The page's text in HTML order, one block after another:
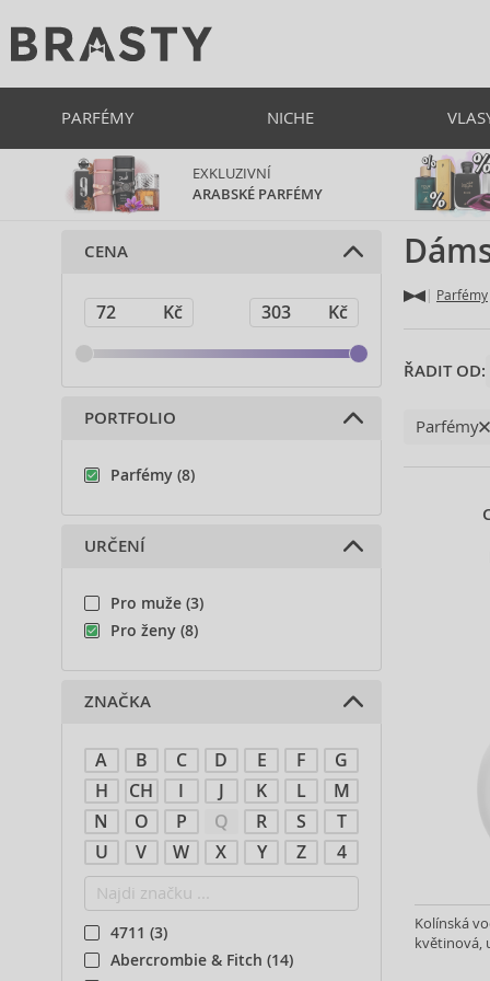
PARFÉMY NICHE
EXKLUZIVNÍ
ARABSKÉ PARFÉMY
Parfémy
ŘADIT OD:
Parfémy
Kolínská
květinová,
CENA
PORTFOLIO
Parfémy (8)
URČENÍ
Pro muže (3)
Pro ženy (8)
ZNAČKA
A B C D E F
G
H
CH I J K L
M
N
O P Q R S
T
U
V W X Y Z 4
4711 (3)
Abercrombie & Fitch (14)